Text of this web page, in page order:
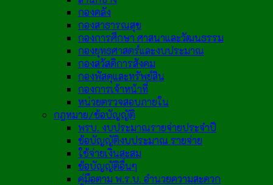
กองคลัง
กองสาธารณสุข
กองการศึกษา ศาสนาและวัฒนธรรม
กองยุทธศาสตร์และงบประมาณ
กองสวัสดิการสังคม
กองพัสดุและทรัพย์สิน
กองการเจ้าหน้าที่
หน่วยตรวจสอบภายใน
กฎหมาย/ข้อบัญญัติ
พรบ. งบประมาณรายจ่ายประจำปี
ข้อบัญญัติงบประมาณ รายจ่าย
ใช้จ่ายเงินสะสม
ข้อบัญญัติอื่นๆ
คู่มือตาม พ.ร.บ. อำนวยความสะดวก